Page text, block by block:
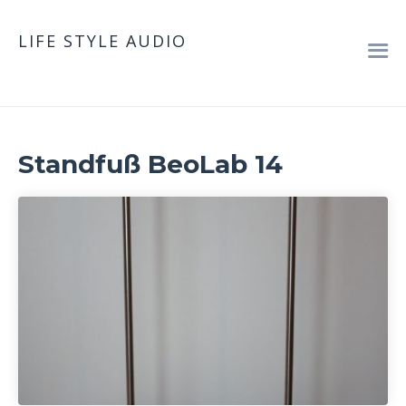
LIFE STYLE AUDIO
Standfuß BeoLab 14